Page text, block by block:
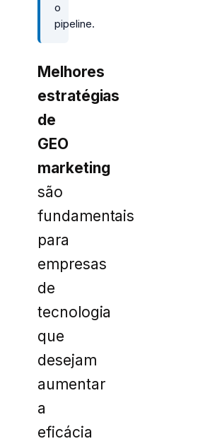
o
pipeline.
Melhores
estratégias
de
GEO
marketing
são
fundamentais
para
empresas
de
tecnologia
que
desejam
aumentar
a
eficácia